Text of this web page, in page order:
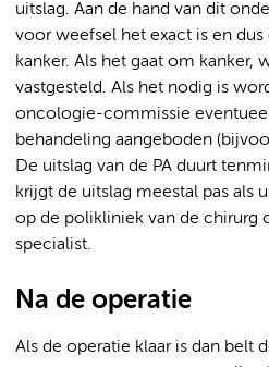
uitslag. Aan de hand van dit
voor weefsel het exact is en dus
kanker. Als het gaat om kanker,
vastgesteld. Als het nodig is
oncologie-commissie
behandeling aangeboden
De uitslag van de PA duurt
krijgt de uitslag meestal pas als
op de polikliniek van de chirurg
specialist.
Na de operatie
Als de operatie klaar is dan belt